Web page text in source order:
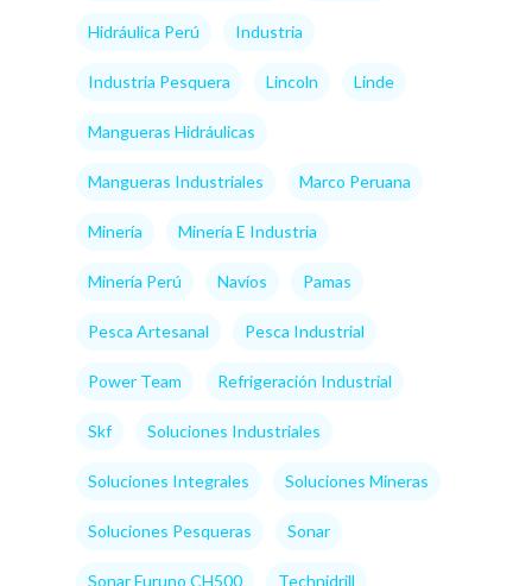
Hidráulica Perú Industria
Industria Pesquera Lincoln Linde
Mangueras Hidráulicas
Mangueras Industriales Marco Peruana
Minería Minería E Industria
Minería Perú Navíos Pamas
Pesca Artesanal Pesca Industrial
Power Team Refrigeración Industrial
Skf Soluciones Industriales
Soluciones Integrales Soluciones Mineras
Soluciones Pesqueras Sonar
Sonar Furuno CH500 Technidrill